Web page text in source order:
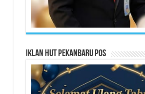
Iklan HUT Pekanbaru Pos